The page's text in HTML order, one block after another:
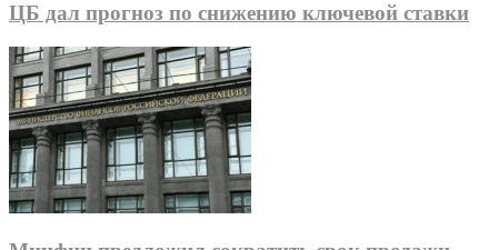
ЦБ дал прогноз по снижению ключевой ставки